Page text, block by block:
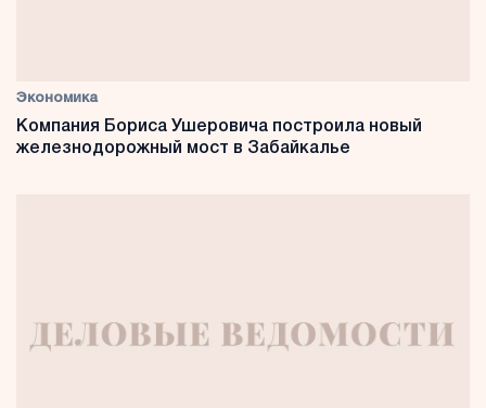
Экономика
Компания Бориса Ушеровича построила новый
железнодорожный мост в Забайкалье